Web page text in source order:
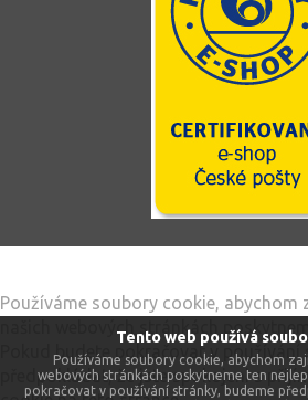
Tento web používá
Používáme soubory cookie, abychom
webových stránkách poskytneme ten
pokračovat v používání stránky, budeme
Používáme soubory cookie, abychom
našich webových stránkách
Pokud budete pokračovat v
předpokládat, že jste spokojeni s